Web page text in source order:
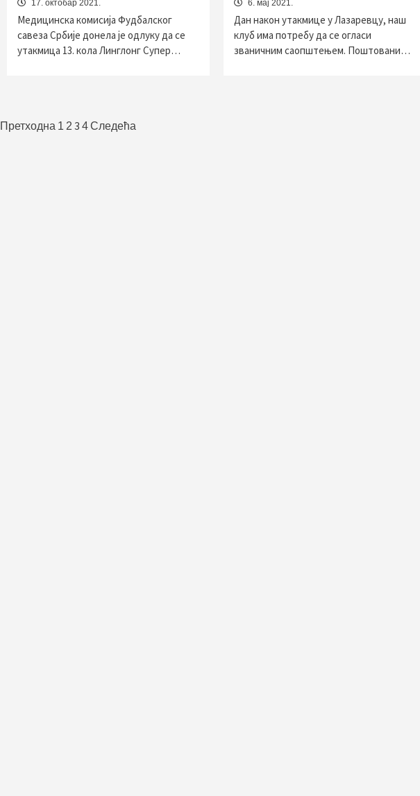
17. октобар 2021.
Медицинска комисија Фудбалског
савеза Србије донела је одлуку да се
утакмица 13. кола Линглонг Супер…
6. мај 2021.
Дан након утакмице у Лазаревцу, наш
клуб има потребу да се огласи
званичним саопштењем. Поштовани…
Пагинација
Претходна 1 2 3 4Следећа